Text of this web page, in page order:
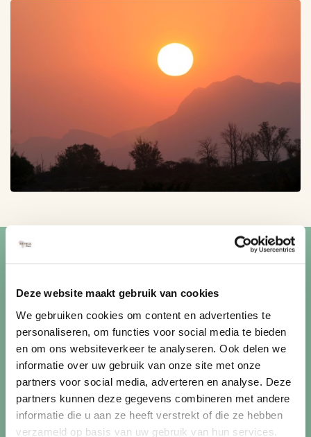
Deze website maakt gebruik van cookies
We gebruiken cookies om content en advertenties te
personaliseren, om functies voor social media te bieden
en om ons websiteverkeer te analyseren. Ook delen we
informatie over uw gebruik van onze site met onze
partners voor social media, adverteren en analyse. Deze
partners kunnen deze gegevens combineren met andere
informatie die u aan ze heeft verstrekt of die ze hebben
verzameld op basis van uw gebruik van hun services.
Blijf op de hoogte van de
Ontvang circa 1 maal per maand onze nieuwsbrief met de
laatste aanbiedingen. U kunt zich elk moment weer
uitschrijven via de afmeldlink in de nieuwsbrief.
Aanmelden
Lees in onsprivacybeleid hoe wij zorgvuldig omgaan met uw
gegevens.